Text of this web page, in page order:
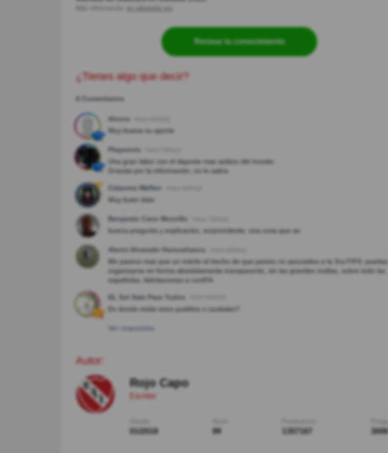
Revisar tu conocimiento
¿Tienes algo que decir?
6 Comentarios
dinora
Muy buena su aporte
Playercris
Una gran labor con el deporte mas asiduo del mundo.
Gracias por la información, no lo sabía.
Calavera Waffen
Muy buen dato
Benjamin Cano Morcillo
buena pregunta y explicación, sorprendente, una cosa que se.
Alexis Alvarado Huiscañanco
Me parece mas que un mérito el hecho de que países no asociados a la Sra FIFA, puedan
organizarse en forma absolútamente transparente, sin las grandes mafias, sobre todo las
españolas, felicitaciones a conIFA
EL Sol Sale Para Todos
En donde están esos pueblos o ciudades?
Ver respuestas
Autor:
Rojo Capo
Escritor
01/2018 99 1357167 3006